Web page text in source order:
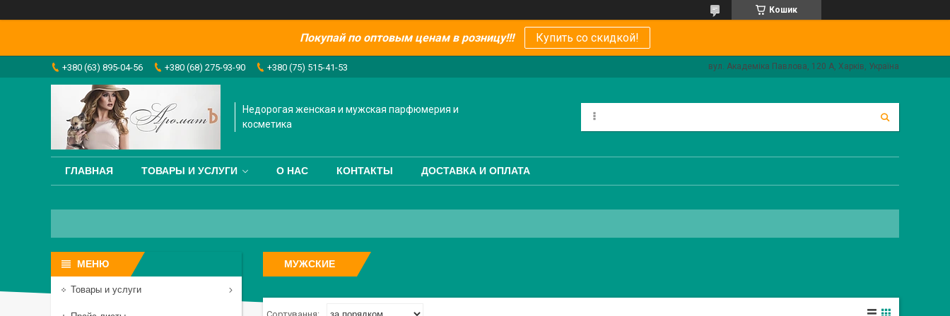
Кошик
Покупай по оптовым ценам в розницу!!! Купить со скидкой!
+380 (63) 895-04-56 +380 (68) 275-93-90 +380 (75) 515-41-53 вул. Академіка Павлова, 120 А, Харків, Україна
Недорогая женская и мужская парфюмерия и
косметика
ГЛАВНАЯ ТОВАРЫ И УСЛУГИ О НАС КОНТАКТЫ ДОСТАВКА И ОПЛАТА
МУЖСКИЕ
Товары и услуги